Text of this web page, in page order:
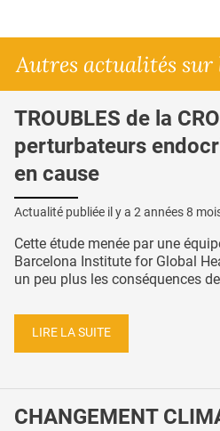
Autres actualités sur
TROUBLES de la
perturbateurs
en cause
Actualité publiée il y a 2 années 8
Cette étude menée par une
Barcelona Institute for Global
un peu plus les conséquences
LIRE LA SUITE
CHANGEMENT